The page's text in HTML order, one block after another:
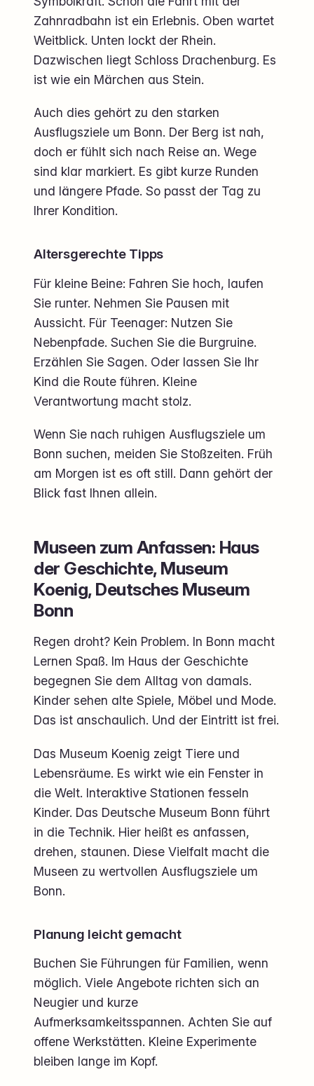
Zahnradbahn ist ein Erlebnis. Oben wartet
Weitblick. Unten lockt der Rhein.
Dazwischen liegt Schloss Drachenburg. Es
ist wie ein Märchen aus Stein.
Auch dies gehört zu den starken
Ausflugsziele um Bonn. Der Berg ist nah,
doch er fühlt sich nach Reise an. Wege
sind klar markiert. Es gibt kurze Runden
und längere Pfade. So passt der Tag zu
Ihrer Kondition.
Altersgerechte Tipps
Für kleine Beine: Fahren Sie hoch, laufen
Sie runter. Nehmen Sie Pausen mit
Aussicht. Für Teenager: Nutzen Sie
Nebenpfade. Suchen Sie die Burgruine.
Erzählen Sie Sagen. Oder lassen Sie Ihr
Kind die Route führen. Kleine
Verantwortung macht stolz.
Wenn Sie nach ruhigen Ausflugsziele um
Bonn suchen, meiden Sie Stoßzeiten. Früh
am Morgen ist es oft still. Dann gehört der
Blick fast Ihnen allein.
Museen zum Anfassen: Haus
der Geschichte, Museum
Koenig, Deutsches Museum
Bonn
Regen droht? Kein Problem. In Bonn macht
Lernen Spaß. Im Haus der Geschichte
begegnen Sie dem Alltag von damals.
Kinder sehen alte Spiele, Möbel und Mode.
Das ist anschaulich. Und der Eintritt ist frei.
Das Museum Koenig zeigt Tiere und
Lebensräume. Es wirkt wie ein Fenster in
die Welt. Interaktive Stationen fesseln
Kinder. Das Deutsche Museum Bonn führt
in die Technik. Hier heißt es anfassen,
drehen, staunen. Diese Vielfalt macht die
Museen zu wertvollen Ausflugsziele um
Bonn.
Planung leicht gemacht
Buchen Sie Führungen für Familien, wenn
möglich. Viele Angebote richten sich an
Neugier und kurze
Aufmerksamkeitsspannen. Achten Sie auf
offene Werkstätten. Kleine Experimente
bleiben lange im Kopf.